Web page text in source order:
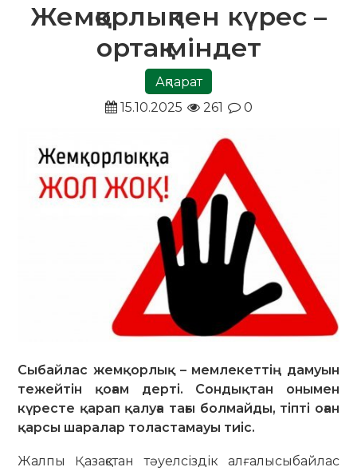
Жемқорлықпен күрес –
ортақ міндет
Ақпарат
15.10.2025
261 0
Сыбайлас жемқорлық – мемлекеттің дамуын
тежейтін қоғам дерті. Сондықтан онымен
күресте қарап қалуға тағы болмайды, тіпті оған
қарсы шаралар толастамауы тиіс.
Жалпы Қазақстан тәуелсіздік алғалысыбайлас